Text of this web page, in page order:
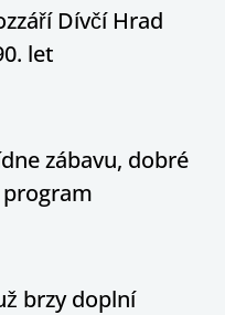
Dívčí Hrad
let
zábavu, dobré
brzy doplní